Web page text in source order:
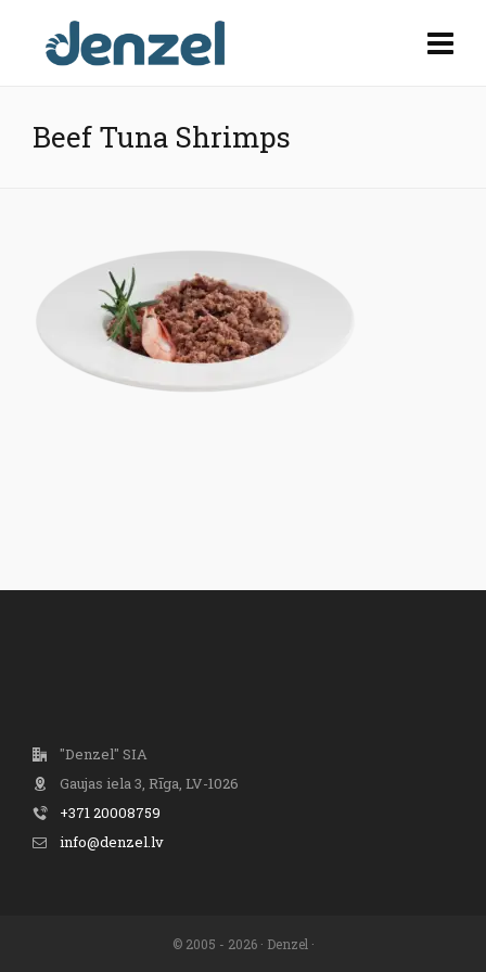
Beef Tuna Shrimps
"Denzel" SIA
Gaujas iela 3, Rīga, LV-1026
+371 20008759
info@denzel.lv
© 2005 - 2026 · Denzel ·